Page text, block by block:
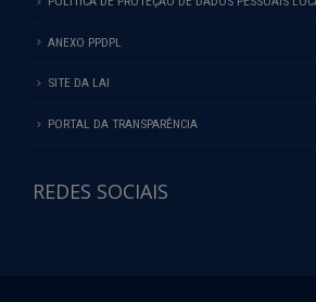
ANEXO PPDPL
SITE DA LAI
PORTAL DA TRANSPARÊNCIA
REDES SOCIAIS